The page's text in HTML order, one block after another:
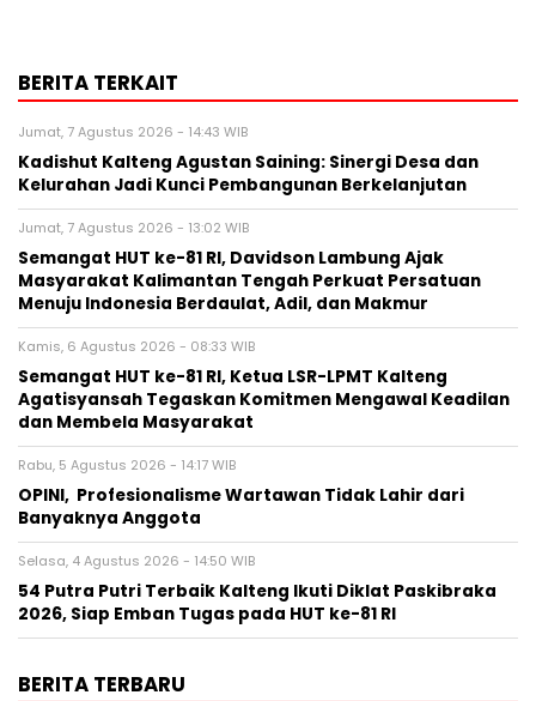
BERITA TERKAIT
Jumat, 7 Agustus 2026 - 14:43 WIB
Kadishut Kalteng Agustan Saining: Sinergi Desa dan
Kelurahan Jadi Kunci Pembangunan Berkelanjutan
Jumat, 7 Agustus 2026 - 13:02 WIB
Semangat HUT ke-81 RI, Davidson Lambung Ajak
Masyarakat Kalimantan Tengah Perkuat Persatuan
Menuju Indonesia Berdaulat, Adil, dan Makmur
Kamis, 6 Agustus 2026 - 08:33 WIB
Semangat HUT ke-81 RI, Ketua LSR-LPMT Kalteng
Agatisyansah Tegaskan Komitmen Mengawal Keadilan
dan Membela Masyarakat
Rabu, 5 Agustus 2026 - 14:17 WIB
OPINI, Profesionalisme Wartawan Tidak Lahir dari
Banyaknya Anggota
Selasa, 4 Agustus 2026 - 14:50 WIB
54 Putra Putri Terbaik Kalteng Ikuti Diklat Paskibraka
2026, Siap Emban Tugas pada HUT ke-81 RI
BERITA TERBARU